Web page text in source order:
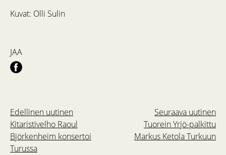
Kuvat: Olli Sulin
JAA
Seuraava uutinen
Tuorein Yrjö-palkittu
Markus Ketola Turkuun
Edellinen uutinen
Kitaristivelho Raoul
Björkenheim konsertoi
Turussa